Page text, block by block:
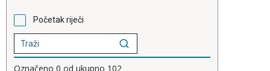
Početak riječi
Označeno 0 od ukupno 102